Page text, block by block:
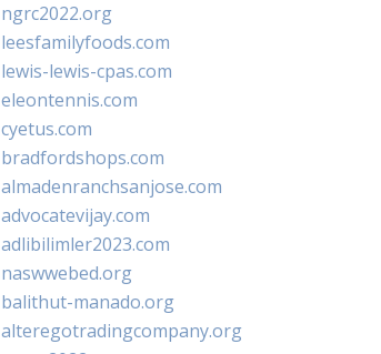
ngrc2022.org
leesfamilyfoods.com
lewis-lewis-cpas.com
eleontennis.com
cyetus.com
bradfordshops.com
almadenranchsanjose.com
advocatevijay.com
adlibilimler2023.com
naswwebed.org
balithut-manado.org
alteregotradingcompany.org